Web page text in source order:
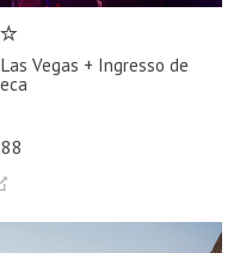
Vegas + Ingresso de